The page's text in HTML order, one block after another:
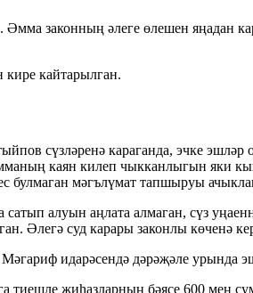
законның әлеге өлешен яңадан
кайтарылган.
сүзләренә караганда, эчке эшләр
каян килеп чыкканлыгын яки
булмаган мәгълүмат тапшыруы
алуын аңлата алмаган, сүз
Әлегә суд карары законлы көченә
идарәсендә дәрәҗәле урында
тиешле җиһазларның бәясе 600 мең